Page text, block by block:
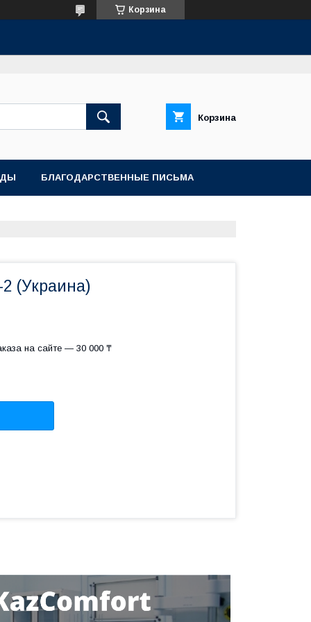
Корзина
Корзина
БЛАГОДАРСТВЕННЫЕ ПИСЬМА
(Украина)
на сайте — 30 000 ₸